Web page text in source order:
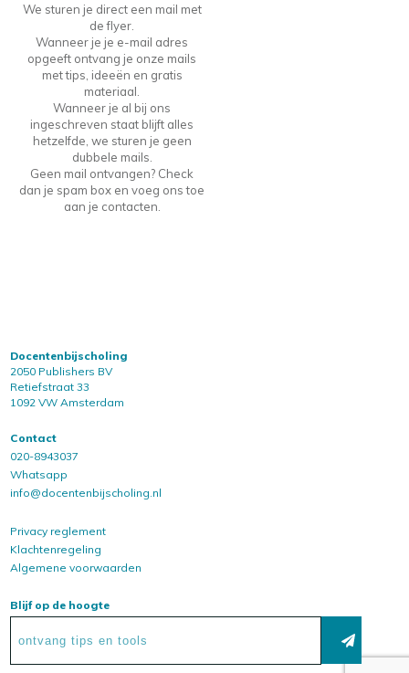
We sturen je direct een mail met
de flyer.
Wanneer je je e-mail adres
opgeeft ontvang je onze mails
met tips, ideeën en gratis
materiaal.
Wanneer je al bij ons
ingeschreven staat blijft alles
hetzelfde, we sturen je geen
dubbele mails.
Geen mail ontvangen? Check
dan je spam box en voeg ons toe
aan je contacten.
Docentenbijscholing
2050 Publishers BV
Retiefstraat 33
1092 VW Amsterdam
Contact
020-8943037
Whatsapp
info@docentenbijscholing.nl
Privacy reglement
Klachtenregeling
Algemene voorwaarden
Blijf op de hoogte